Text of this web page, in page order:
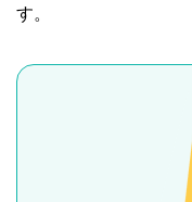
す。